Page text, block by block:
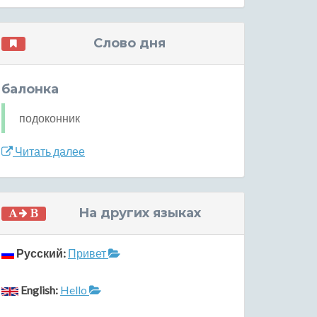
Слово дня
балонка
подоконник
Читать далее
На других языках
Русский: Привет
English: Hello